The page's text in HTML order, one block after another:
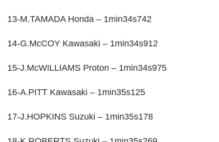
13-M.TAMADA Honda – 1min34s742
14-G.McCOY Kawasaki – 1min34s912
15-J.McWILLIAMS Proton – 1min34s975
16-A.PITT Kawasaki – 1min35s125
17-J.HOPKINS Suzuki – 1min35s178